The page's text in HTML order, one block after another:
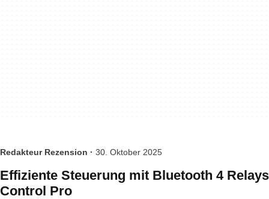
Redakteur Rezension · 30. Oktober 2025
Effiziente Steuerung mit Bluetooth 4 Relays
Control Pro